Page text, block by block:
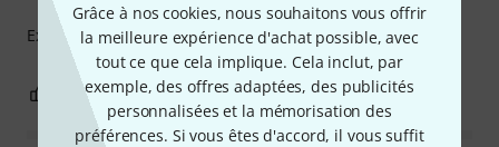
Grâce à nos cookies, nous souhaitons vous offrir
la meilleure expérience d'achat possible, avec
tout ce que cela implique. Cela inclut, par
exemple, des offres adaptées, des publicités
personnalisées et la mémorisation des
préférences. Si vous êtes d'accord, il vous suffit
Excellent arc pour le prix. Fortement recommandé.
0 SIGNALER L'ÉVALUATION